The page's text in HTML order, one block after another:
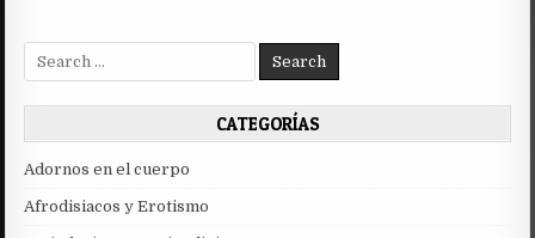
Search
for:
CATEGORÍAS
Adornos en el cuerpo
Afrodisiacos y Erotismo